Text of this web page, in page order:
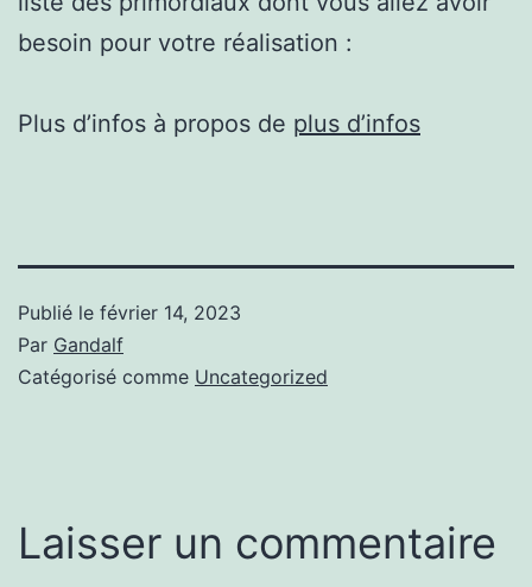
besoin pour votre réalisation :
Plus d’infos à propos de plus d’infos
Publié le février 14, 2023
Par Gandalf
Catégorisé comme Uncategorized
Laisser un commentaire